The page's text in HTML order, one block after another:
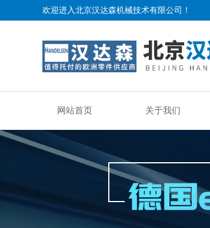
欢迎进入北京汉达森机械技术有限公司！
网站首页 关于我们